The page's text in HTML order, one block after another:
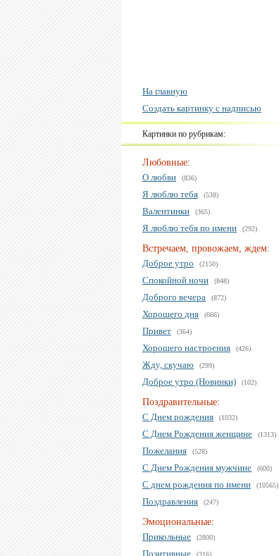
На главную
Создать картинку с надписью
Картинки по рубрикам:
Любовные:
О любви
(836)
Я люблю тебя (538)
Валентинки (365)
Я люблю тебя по имени (292)
Встречаем, провожаем, ждем:
Доброе утро
(2150)
Спокойной ночи (848)
Доброго вечера (872)
Хорошего дня (666)
Привет (364)
Хорошего настроения (426)
Жду, скучаю (299)
Доброе утро (Новинки) (102)
Поздравительные:
С Днем рождения
(1032)
С Днем Рождения женщине (1313)
Пожелания (528)
С Днем Рождения мужчине (600)
С днем рождения по имени (10565)
Поздравления (247)
Эмоциональные:
Прикольные
(2800)
Позитивные (316)